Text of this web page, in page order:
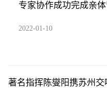
2022-01-10
著名指挥陈燮阳携苏州交